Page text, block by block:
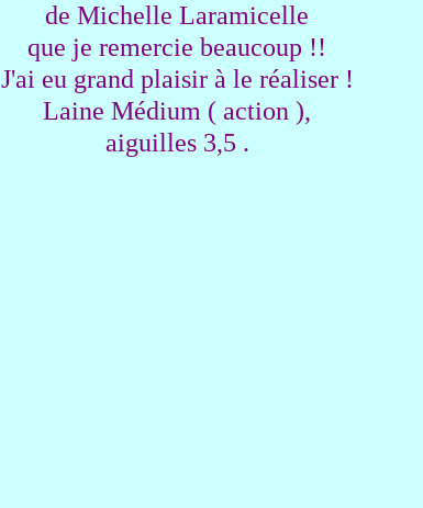
de Michelle Laramicelle
que je remercie beaucoup !!
J'ai eu grand plaisir à le réaliser !
Laine Médium ( action ),
aiguilles 3,5 .